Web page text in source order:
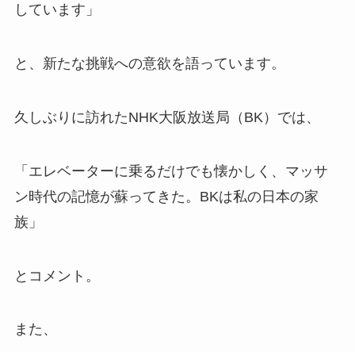
しています」
と、新たな挑戦への意欲を語っています。
久しぶりに訪れたNHK大阪放送局（BK）では、
「エレベーターに乗るだけでも懐かしく、マッサ
ン時代の記憶が蘇ってきた。BKは私の日本の家
族」
とコメント。
また、